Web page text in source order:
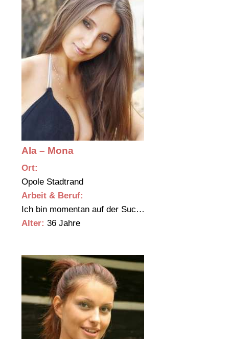
Ala – Mona
Ort:
Opole Stadtrand
Arbeit & Beruf:
Ich bin momentan auf der Suc…
Alter: 36 Jahre